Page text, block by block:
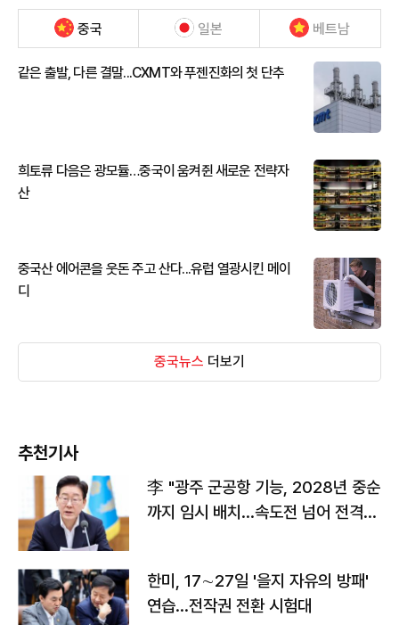
중국 일본 베트남
같은 출발, 다른 결말...CXMT와 푸젠진화의 첫 단추
희토류 다음은 광모듈…중국이 움켜쥔 새로운 전략자
산
중국산 에어콘을 웃돈 주고 산다...유럽 열광시킨 메이
디
중국뉴스 더보기
추천기사
李 "광주 군공항 기능, 2028년 중순
까지 임시 배치…속도전 넘어 전격
한미, 17∼27일 '을지 자유의 방패'
연습…전작권 전환 시험대